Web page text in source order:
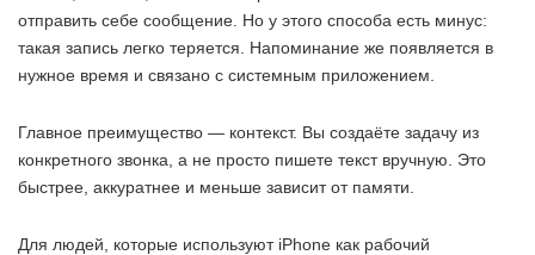
отправить себе сообщение. Но у этого способа есть минус:
такая запись легко теряется. Напоминание же появляется в
нужное время и связано с системным приложением.
Главное преимущество — контекст. Вы создаёте задачу из
конкретного звонка, а не просто пишете текст вручную. Это
быстрее, аккуратнее и меньше зависит от памяти.
Для людей, которые используют iPhone как рабочий